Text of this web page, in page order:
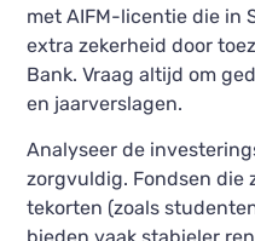
met AIFM-licentie die in
extra zekerheid door
Bank. Vraag altijd om
en jaarverslagen.
Analyseer de
zorgvuldig. Fondsen
tekorten (zoals